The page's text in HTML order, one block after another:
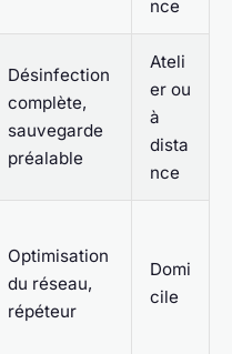
nce
Désinfection
complète,
sauvegarde
préalable
Ateli
er ou
à
dista
nce
Optimisation
du réseau,
répéteur
Domi
cile